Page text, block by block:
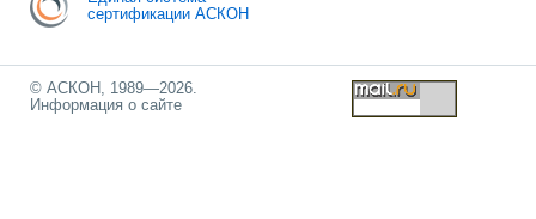
сертификации АСКОН
© АСКОН, 1989—2026.
Информация о сайте